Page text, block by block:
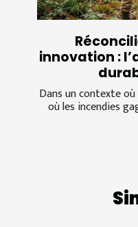
innovation :
Dans un contexte
où les incendies